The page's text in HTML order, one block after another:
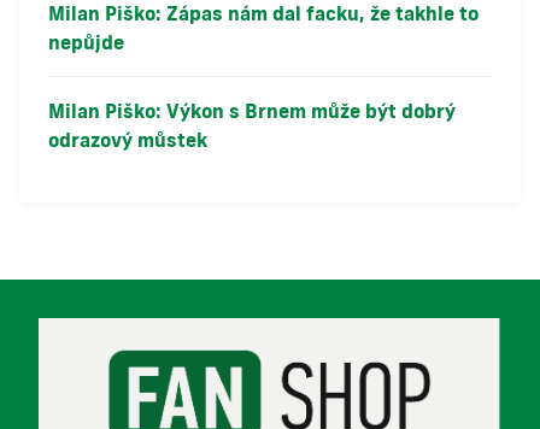
Milan Piško: Zápas nám dal facku, že takhle to
nepůjde
Milan Piško: Výkon s Brnem může být dobrý
odrazový můstek